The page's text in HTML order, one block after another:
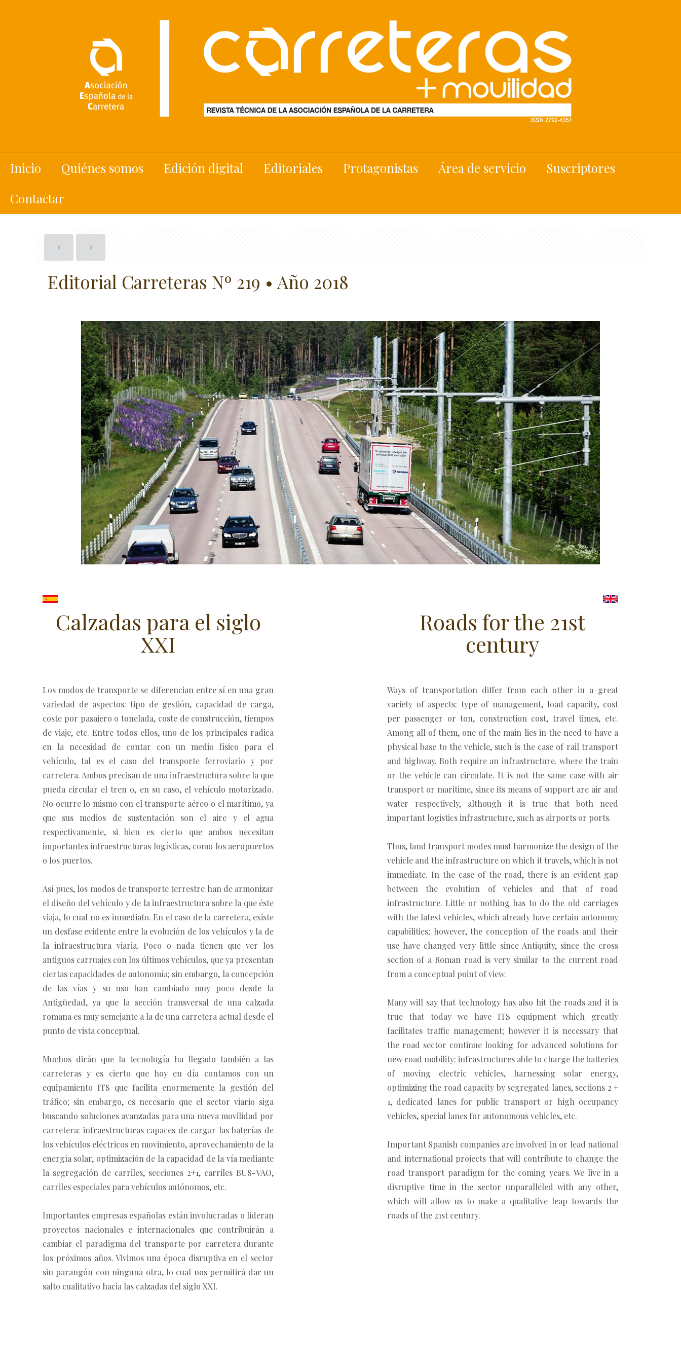
Inicio Quiénes somos Edición digital Editoriales Protagonistas Área de servicio
Suscriptores
Contactar
Editorial Carreteras Nº 219 • Año 2018
Calzadas para el siglo
XXI
Roads for the 21st
century
Los modos de transporte se diferencian entre sí en una gran
variedad de aspectos: tipo de gestión, capacidad de carga,
coste por pasajero o tonelada, coste de construcción, tiempos
de viaje, etc. Entre todos ellos, uno de los principales radica
en la necesidad de contar con un medio físico para el
vehículo, tal es el caso del transporte ferroviario y por
carretera. Ambos precisan de una infraestructura sobre la que
pueda circular el tren o, en su caso, el vehículo motorizado.
No ocurre lo mismo con el transporte aéreo o el marítimo, ya
que sus medios de sustentación son el aire y el agua
respectivamente, si bien es cierto que ambos necesitan
importantes infraestructuras logísticas, como los aeropuertos
o los puertos.
Así pues, los modos de transporte terrestre han de armonizar
el diseño del vehículo y de la infraestructura sobre la que éste
viaja, lo cual no es inmediato. En el caso de la carretera, existe
un desfase evidente entre la evolución de los vehículos y la de
la infraestructura viaria. Poco o nada tienen que ver los
antiguos carruajes con los últimos vehículos, que ya presentan
ciertas capacidades de autonomía; sin embargo, la concepción
de las vías y su uso han cambiado muy poco desde la
Antigüedad, ya que la sección transversal de una calzada
romana es muy semejante a la de una carretera actual desde el
punto de vista conceptual.
Muchos dirán que la tecnología ha llegado también a las
carreteras y es cierto que hoy en día contamos con un
equipamiento ITS que facilita enormemente la gestión del
tráfico; sin embargo, es necesario que el sector viario siga
buscando soluciones avanzadas para una nueva movilidad por
carretera: infraestructuras capaces de cargar las baterías de
los vehículos eléctricos en movimiento, aprovechamiento de la
energía solar, optimización de la capacidad de la vía mediante
la segregación de carriles, secciones 2+1, carriles BUS-VAO,
carriles especiales para vehículos autónomos, etc.
Importantes empresas españolas están involucradas o lideran
proyectos nacionales e internacionales que contribuirán a
cambiar el paradigma del transporte por carretera durante
los próximos años. Vivimos una época disruptiva en el sector
sin parangón con ninguna otra, lo cual nos permitirá dar un
salto cualitativo hacia las calzadas del siglo XXI.
Ways of transportation differ from each other in a great
variety of aspects: type of management, load capacity, cost
per passenger or ton, construction cost, travel times, etc.
Among all of them, one of the main lies in the need to have a
physical base to the vehicle, such is the case of rail transport
and highway. Both require an infrastructure. where the train
or the vehicle can circulate. It is not the same case with air
transport or maritime, since its means of support are air and
water respectively, although it is true that both need
important logistics infrastructure, such as airports or ports.
Thus, land transport modes must harmonize the design of the
vehicle and the infrastructure on which it travels, which is not
immediate. In the case of the road, there is an evident gap
between the evolution of vehicles and that of road
infrastructure. Little or nothing has to do the old carriages
with the latest vehicles, which already have certain autonomy
capabilities; however, the conception of the roads and their
use have changed very little since Antiquity, since the cross
section of a Roman road is very similar to the current road
from a conceptual point of view.
Many will say that technology has also hit the roads and it is
true that today we have ITS equipment which greatly
facilitates traffic management; however it is necessary that
the road sector continue looking for advanced solutions for
new road mobility: infrastructures able to charge the batteries
of moving electric vehicles, harnessing solar energy,
optimizing the road capacity by segregated lanes, sections 2 +
1, dedicated lanes for public transport or high occupancy
vehicles, special lanes for autonomous vehicles, etc.
Important Spanish companies are involved in or lead national
and international projects that will contribute to change the
road transport paradigm for the coming years. We live in a
disruptive time in the sector unparalleled with any other,
which will allow us to make a qualitative leap towards the
roads of the 21st century.